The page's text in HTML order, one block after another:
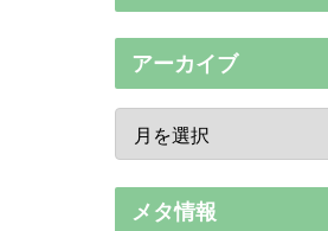
アーカイブ
メタ情報